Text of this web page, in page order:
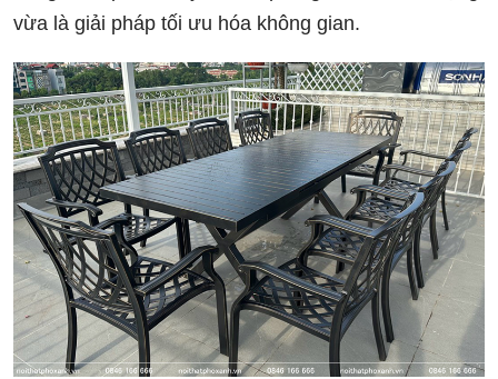
vừa là giải pháp tối ưu hóa không gian.